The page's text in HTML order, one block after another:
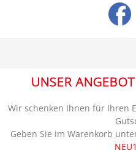
UNSER
Wir schenken Ihnen für Ihren
Geben Sie im Warenkorb